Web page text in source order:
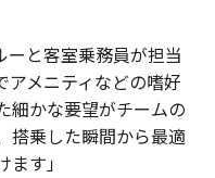
ーと客室乗務員が担当
アメニティなどの嗜好
細かな要望がチームの
搭乗した瞬間から最適
す」